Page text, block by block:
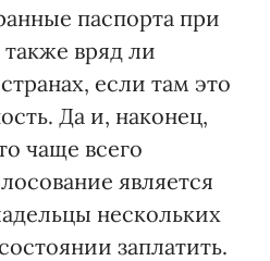
паспорта при
также вряд ли
если там это
Да и, наконец,
чаще всего
является
нескольких
заплатить.